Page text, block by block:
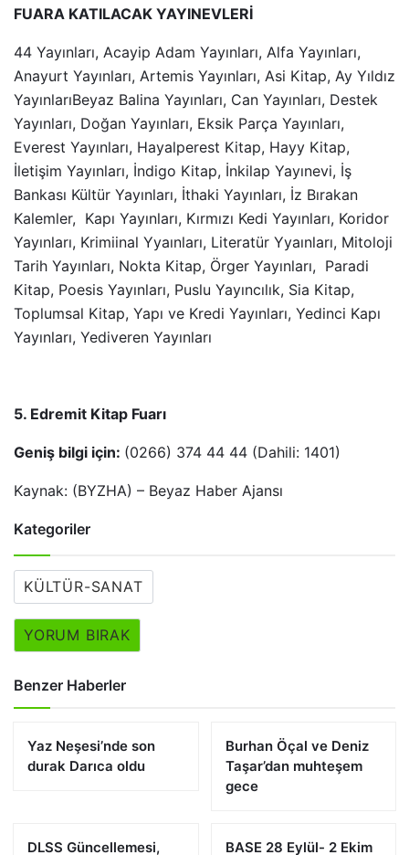
FUARA KATILACAK YAYINEVLERİ
44 Yayınları, Acayip Adam Yayınları, Alfa Yayınları,
Anayurt Yayınları, Artemis Yayınları, Asi Kitap, Ay Yıldız
YayınlarıBeyaz Balina Yayınları, Can Yayınları, Destek
Yayınları, Doğan Yayınları, Eksik Parça Yayınları,
Everest Yayınları, Hayalperest Kitap, Hayy Kitap,
İletişim Yayınları, İndigo Kitap, İnkilap Yayınevi, İş
Bankası Kültür Yayınları, İthaki Yayınları, İz Bırakan
Kalemler, Kapı Yayınları, Kırmızı Kedi Yayınları, Koridor
Yayınları, Krimiinal Yyaınları, Literatür Yyaınları, Mitoloji
Tarih Yayınları, Nokta Kitap, Örger Yayınları, Paradi
Kitap, Poesis Yayınları, Puslu Yayıncılık, Sia Kitap,
Toplumsal Kitap, Yapı ve Kredi Yayınları, Yedinci Kapı
Yayınları, Yediveren Yayınları
5. Edremit Kitap Fuarı
Geniş bilgi için: (0266) 374 44 44 (Dahili: 1401)
Kaynak: (BYZHA) – Beyaz Haber Ajansı
Kategoriler
KÜLTÜR-SANAT
YORUM BIRAK
Benzer Haberler
Yaz Neşesi’nde son
durak Darıca oldu
Burhan Öçal ve Deniz
Taşar’dan muhteşem
gece
DLSS Güncellemesi, BASE 28 Eylül- 2 Ekim